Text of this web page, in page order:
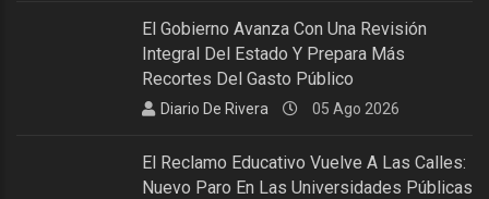
El Gobierno Avanza Con Una Revisión
Integral Del Estado Y Prepara Más
Recortes Del Gasto Público
Diario De Rivera 05 Ago 2026
El Reclamo Educativo Vuelve A Las Calles:
Nuevo Paro En Las Universidades Públicas